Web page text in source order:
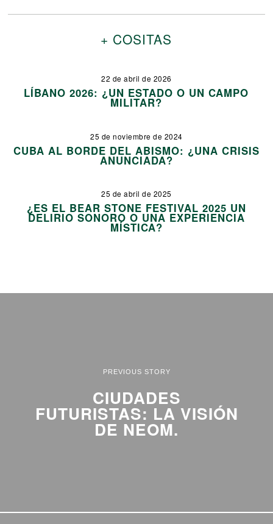
+ COSITAS
22 de abril de 2026
LÍBANO 2026: ¿UN ESTADO O UN CAMPO
MILITAR?
25 de noviembre de 2024
CUBA AL BORDE DEL ABISMO: ¿UNA CRISIS
ANUNCIADA?
25 de abril de 2025
¿ES EL BEAR STONE FESTIVAL 2025 UN
DELIRIO SONORO O UNA EXPERIENCIA
MÍSTICA?
PREVIOUS STORY
CIUDADES
FUTURISTAS: LA VISIÓN
DE NEOM.